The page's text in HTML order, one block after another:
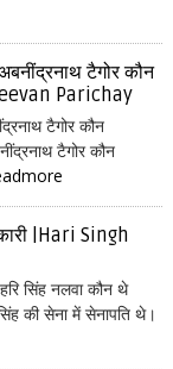
टैगोर कौन
Parichay
टैगोर कौन
टैगोर कौन
|Hari Singh
सिंह नलवा कौन थे
की सेना में सेनापति थे।